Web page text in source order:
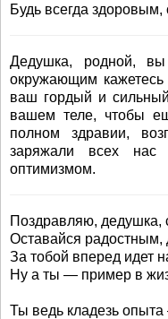
Будь всегда
Дедушка, родной,
окружающим
ваш гордый и
вашем теле, чтобы
полном здравии,
заряжали всех нас
оптимизмом.
Поздравляю, дедушка,
Оставайся радостным,
За тобой вперед идет
Ну а ты — пример в
Ты ведь кладезь опыта